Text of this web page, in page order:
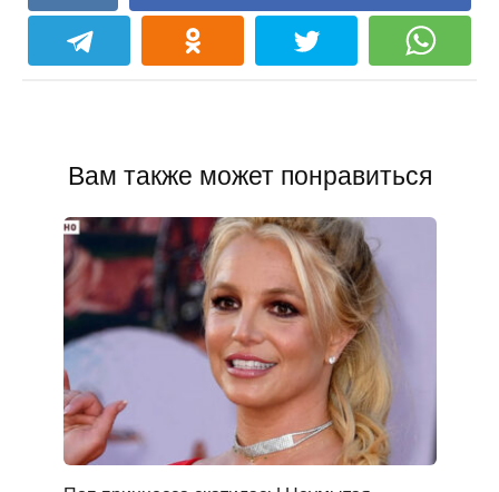
Вам также может понравиться